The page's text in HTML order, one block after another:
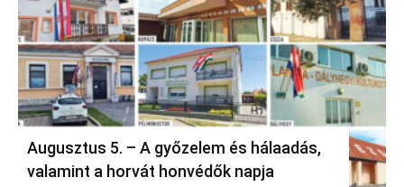
Augusztus 5. – A győzelem és hálaadás,
valamint a horvát honvédők napja